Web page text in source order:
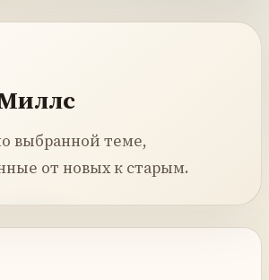
выбранной теме,
от новых к старым.